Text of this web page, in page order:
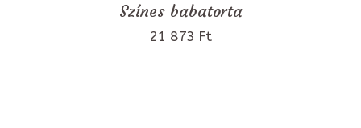
Színes babatorta
21 873 Ft